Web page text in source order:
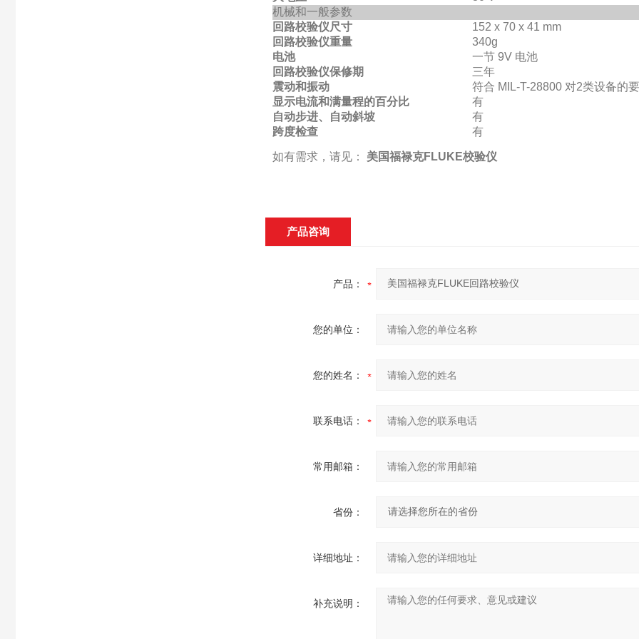
机械和一般参数
回路校验仪尺寸
152 x 70 x 41 mm
回路校验仪重量
340g
电池
一节 9V 电池
回路校验仪保修期
三年
震动和振动
符合 MIL-T-28800 对2类设备的
显示电流和满量程的百分比
有
自动步进、自动斜坡
有
跨度检查
有
如有需求，请见： 美国福禄克FLUKE校验仪
产品咨询
产品：
您的单位：
您的姓名：
联系电话：
常用邮箱：
省份：
详细地址：
补充说明：